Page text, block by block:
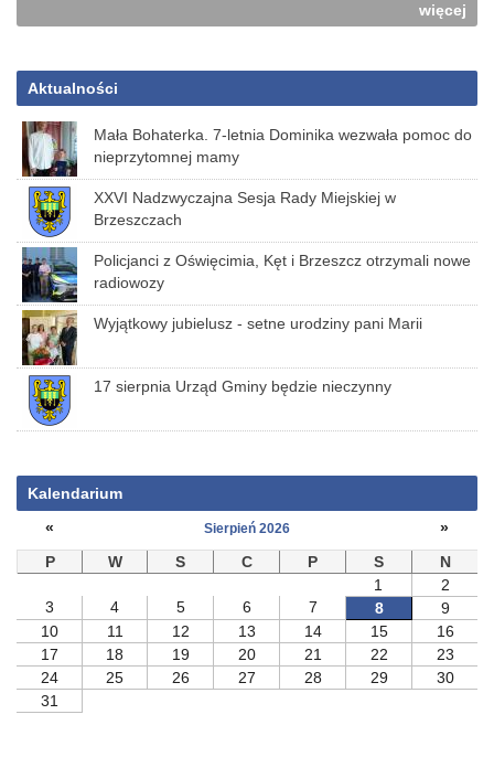
więcej
Aktualności
Mała Bohaterka. 7-letnia Dominika wezwała pomoc do
nieprzytomnej mamy
XXVI Nadzwyczajna Sesja Rady Miejskiej w
Brzeszczach
Policjanci z Oświęcimia, Kęt i Brzeszcz otrzymali nowe
radiowozy
Wyjątkowy jubielusz - setne urodziny pani Marii
17 sierpnia Urząd Gminy będzie nieczynny
Kalendarium
«
Sierpień 2026
»
P
W S C P S
N
1
2
3
4 5 6 7 8
9
10
11 12 13 14 15
16
17
18 19 20 21 22
23
24
25 26 27 28 29
30
31